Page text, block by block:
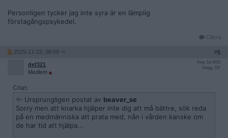
Personligen tycker jag inte syra är en lämplig
förstagångspsykedel.
Citera
2025-11-22, 08:58 #6
def321
Medlem
Reg: Jul 2025
Inlägg: 537
Citat:
Ursprungligen postat av beaver_se
Sorry men att knarka hjälper inte dig att må bättre, sök reda
på en medmänniska att prata med, nån i vården kanske om
de har tid att hjälpa...